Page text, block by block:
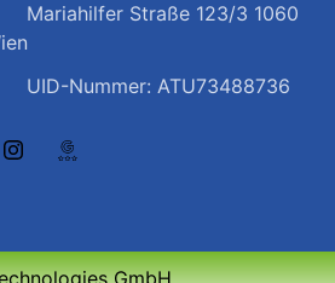
Mariahilfer Straße 123/3 1060
UID-Nummer: ATU73488736